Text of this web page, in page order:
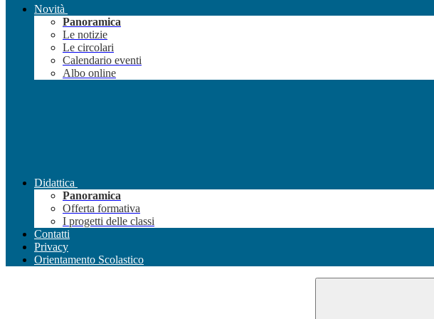
Novità
Panoramica
Le notizie
Le circolari
Calendario eventi
Albo online
Didattica
Panoramica
Offerta formativa
I progetti delle classi
Contatti
Privacy
Orientamento Scolastico